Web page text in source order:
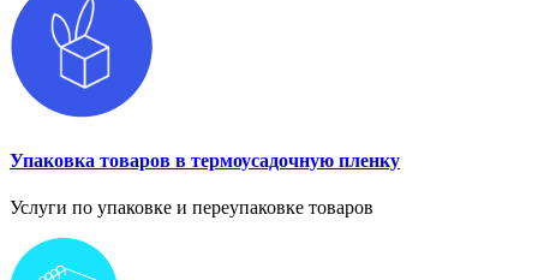
Упаковка товаров в термоусадочную пленку
Услуги по упаковке и переупаковке товаров